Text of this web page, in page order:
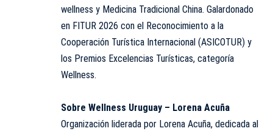
wellness y Medicina Tradicional China. Galardonado
en FITUR 2026 con el Reconocimiento a la
Cooperación Turística Internacional (ASICOTUR) y
los Premios Excelencias Turísticas, categoría
Wellness.
Sobre Wellness Uruguay – Lorena Acuña
Organización liderada por Lorena Acuña, dedicada al